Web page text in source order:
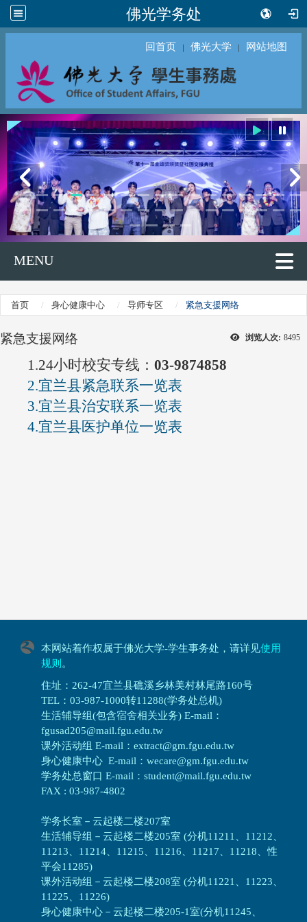
佛光学务处
回首页 ｜ 佛光大学 ｜ 网站地图
MENU
首页 身心健康中心 导师专区 紧急支援网络
浏览人次: 8495
紧急支援网络
1.24小时校安专线： 03-9874858
2.宜兰县紧急联系一览表
3.宜兰县治安联系一览表
4.宜兰县医护单位一览表
本网站着作权属于佛光大学-学生事务处，请详见使用
规则 。
住址：262-47宜兰县礁溪乡林美村林尾路160号
TEL：03-987-1000转11288(学务处总机)
生活辅导组(包含宿舍相关业务) E-mail：
fgusad205@mail.fgu.edu.tw
课外活动组 E-mail：extract@gm.fgu.edu.tw
身心健康中心 E-mail：wecare@gm.fgu.edu.tw
学务处总窗口 E-mail：student@mail.fgu.edu.tw
FAX : 03-987-4802
学务长室－云起楼二楼207室
生活辅导组 － 云起楼二楼205室 (分机11211、11212、
11213、11214、11215、11216、11217、11218、性
平会11285)
课外活动组 － 云起楼二楼208室 (分机11221、11223、
11225、11226)
身心健康中心 － 云起楼二楼205-1室(分机11245、